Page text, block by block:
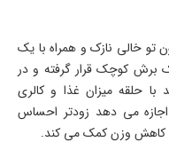
تو خالی نازک و همراه با یک
کوچک قرار گرفته و در
حلقه میزان غذا و کالری
اجازه می دهد زودتر احساس
کاهش وزن کمک می کند.